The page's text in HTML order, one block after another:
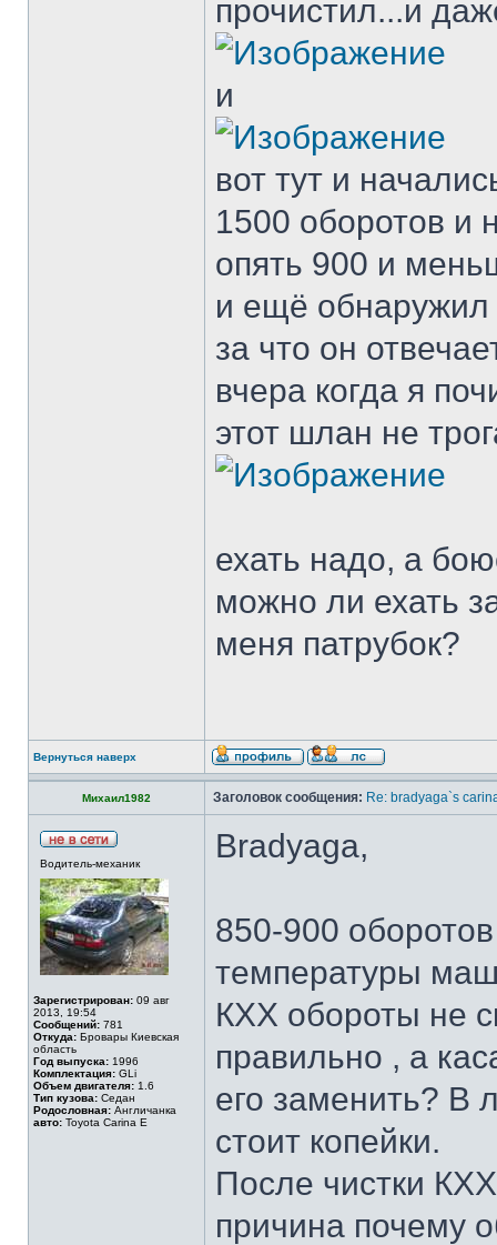
прочистил...и
и
вот тут и
1500 оборотов и
опять 900 и
и ещё обнаружил
за что он
вчера когда я
этот шлан не
ехать надо, а
можно ли ехать
меня патрубок?
Вернуться наверх
Михаил1982 Заголовок сообщения: Re: bradyaga`s
Водитель-механик
Зарегистрирован: 09 авг
2013, 19:54
Сообщений: 781
Откуда: Бровары Киевская
область
Год выпуска: 1996
Комплектация: GLi
Объем двигателя: 1.6
Тип кузова: Седан
Родословная: Англичанка
авто: Toyota Carina E
Bradyaga,
850-900
температуры
КХХ обороты не
правильно , а
его заменить? В
стоит копейки.
После чистки
причина почему